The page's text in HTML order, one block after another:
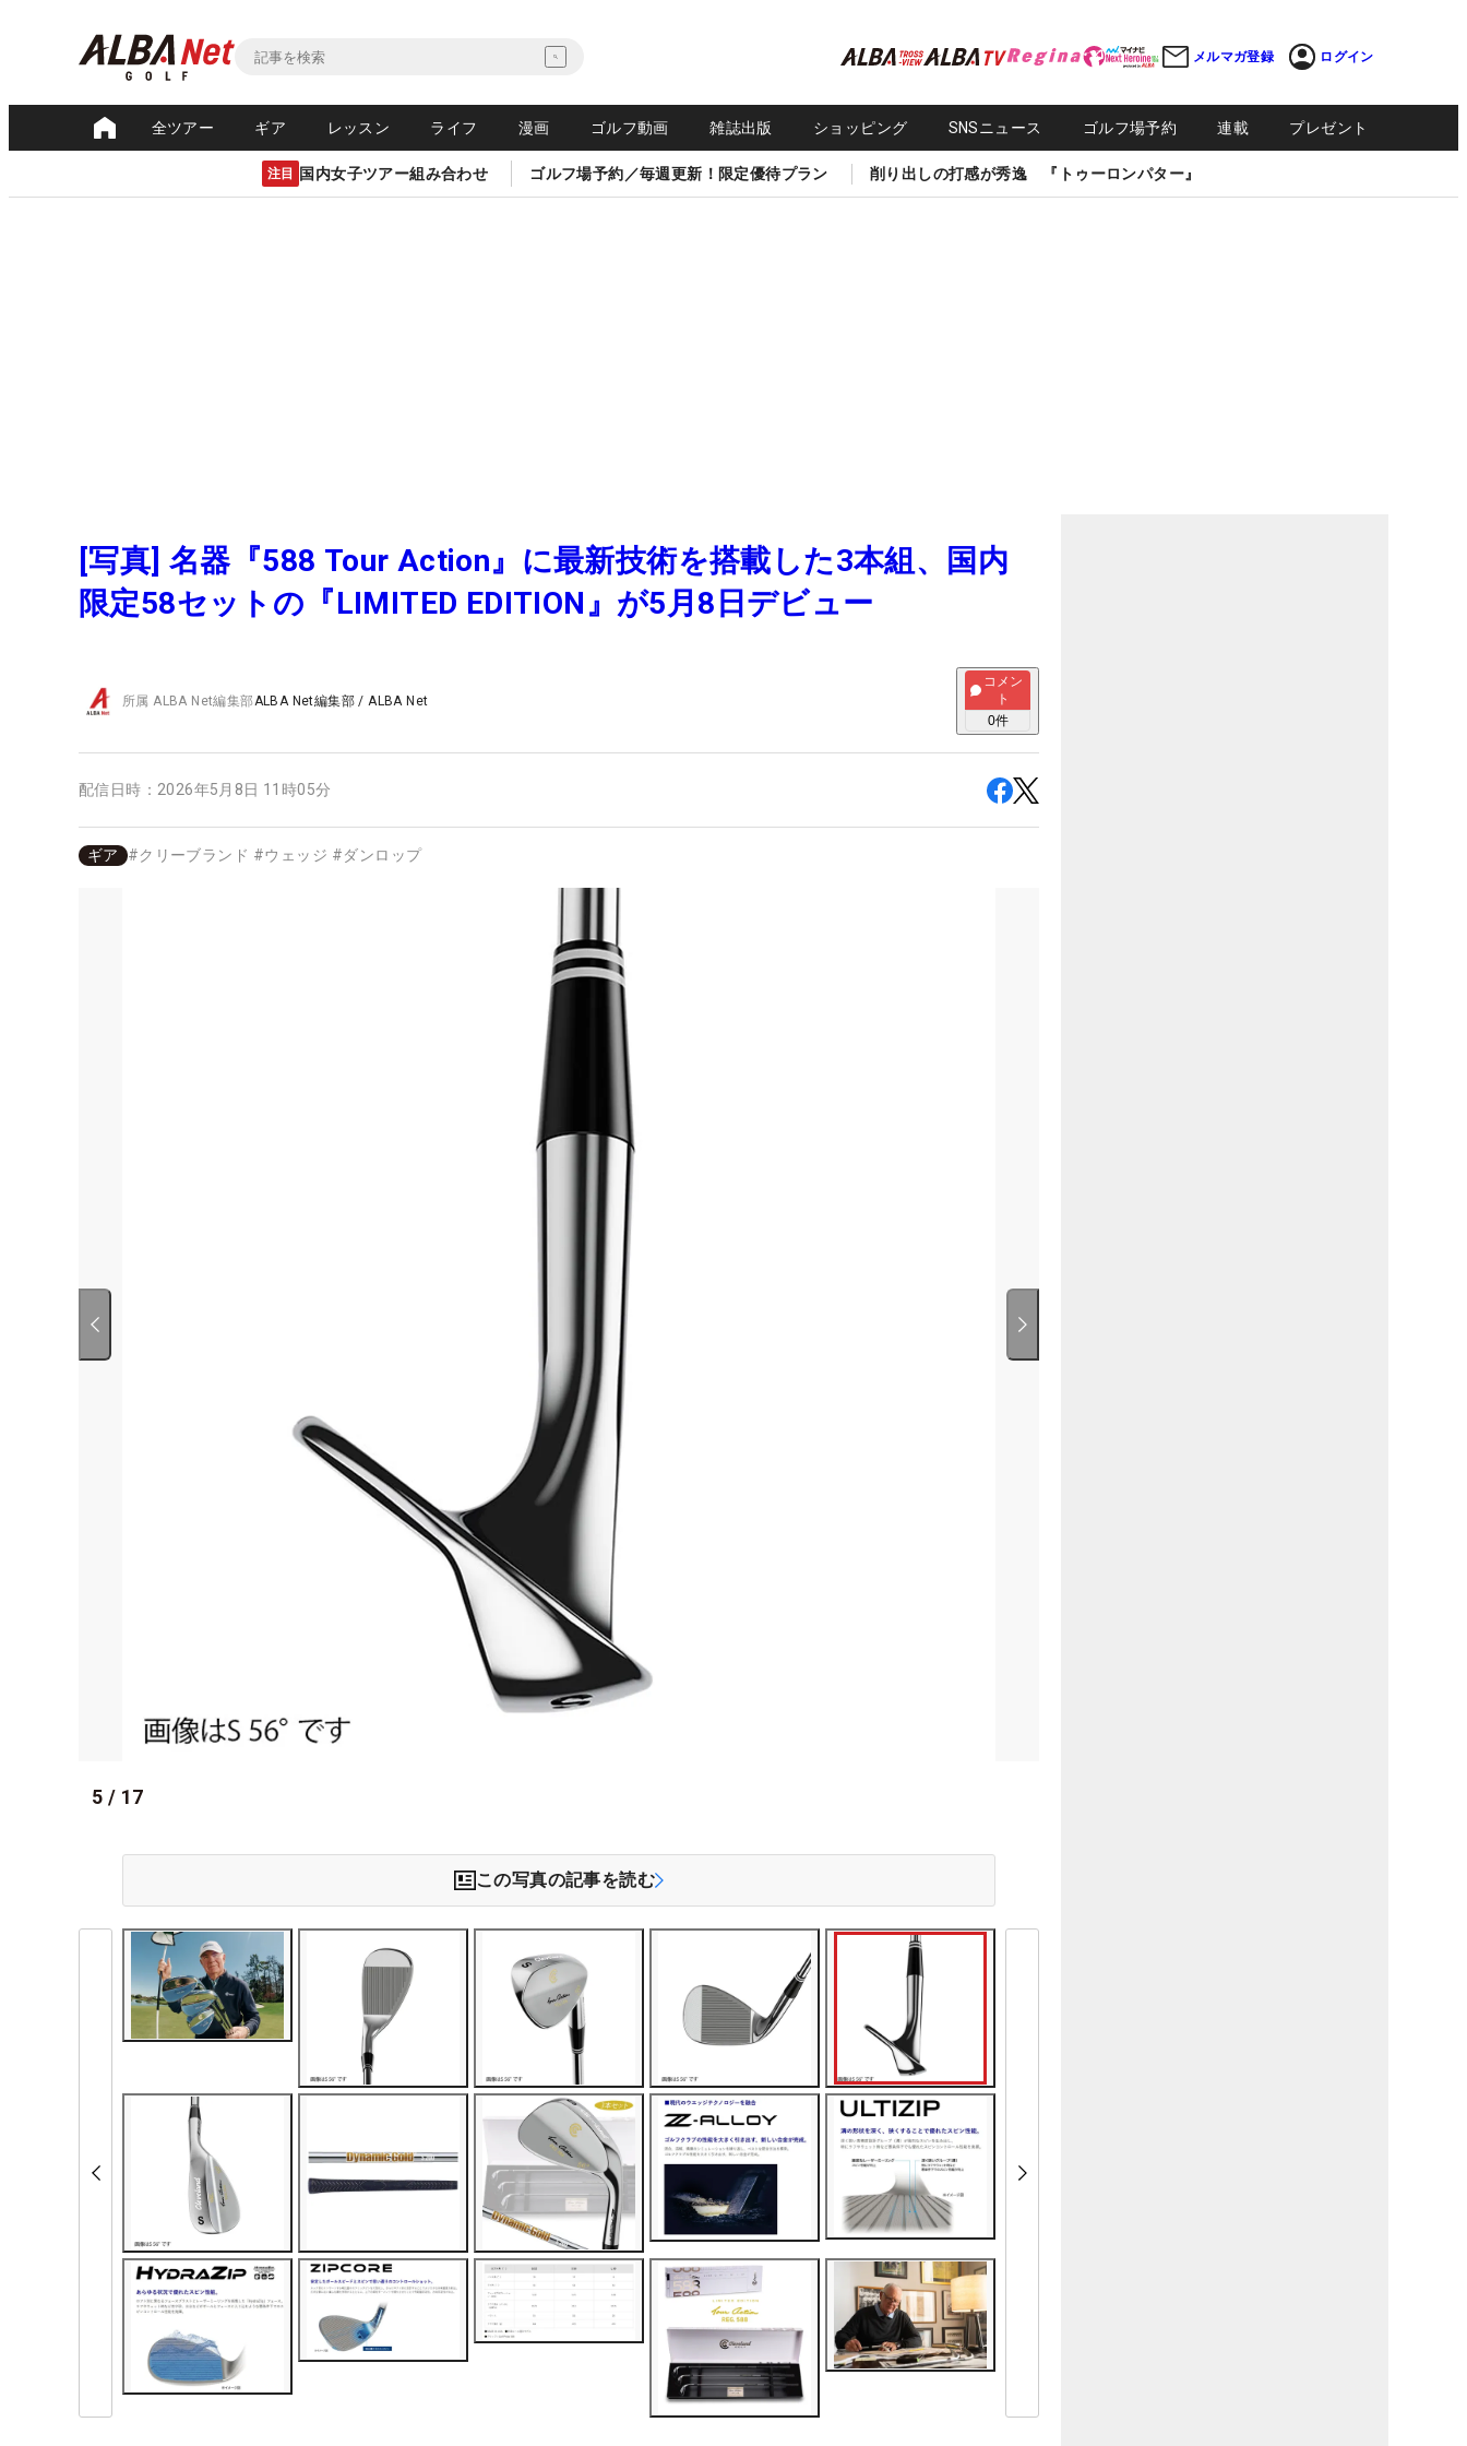
メルマガ登録 ログイン
全ツアー ギア レッスン ライフ 漫画 ゴルフ動画 雑誌出版 ショッピング SNSニュース ゴルフ場予約 連載 プレゼント
注目 国内女子ツアー組み合わせ ゴルフ場予約／毎週更新！限定優待プラン 削り出しの打感が秀逸 『トゥーロンパター』
[写真] 名器『588 Tour Action』に最新技術を搭載した3本組、国内
限定58セットの『LIMITED EDITION』が5月8日デビュー
所属ALBA Net編集部ALBA Net編集部 /ALBA Net
コメン
ト
0件
配信日時： 2026年5月8日 11時05分
ギア #クリーブランド #ウェッジ #ダンロップ
5 / 17
この写真の記事を読む